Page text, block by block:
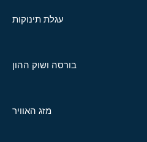
עגלת תינוקות
בורסה ושוק ההון
מזג האוויר